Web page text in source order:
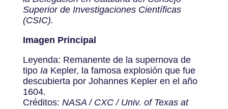
Superior de Investigaciones Científicas
(CSIC).
Imagen Principal
Leyenda: Remanente de la supernova de
tipo IaKepler, la famosa explosión que fue
descubierta por Johannes Kepler en el año
1604.
Créditos: NASA / CXC / Univ. of Texas at